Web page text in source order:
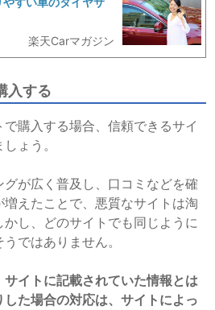
楽天Carマガジン
入する
購入する場合、信頼できるサイ
ょう。
が広く普及し、口コミなどを確
えたことで、悪質なサイトは淘
し、どのサイトでも同じように
ではありません。
イトに記載されていた情報とは
た場合の対応は、サイトによっ